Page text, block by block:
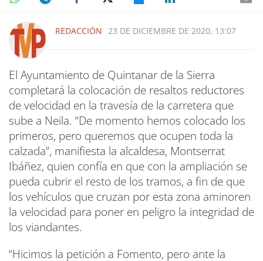
REDACCIÓN 23 DE DICIEMBRE DE 2020, 13:07
El Ayuntamiento de Quintanar de la Sierra
completará la colocación de resaltos reductores
de velocidad en la travesía de la carretera que
sube a Neila. “De momento hemos colocado los
primeros, pero queremos que ocupen toda la
calzada”, manifiesta la alcaldesa, Montserrat
Ibáñez, quien confía en que con la ampliación se
pueda cubrir el resto de los tramos, a fin de que
los vehículos que cruzan por esta zona aminoren
la velocidad para poner en peligro la integridad de
los viandantes.
“Hicimos la petición a Fomento, pero ante la